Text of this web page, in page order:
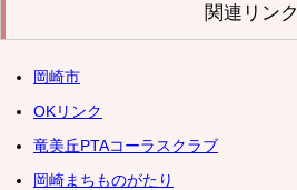
関連リンク
岡崎市
OKリンク
竜美丘PTAコーラスクラブ
岡崎まちものがたり